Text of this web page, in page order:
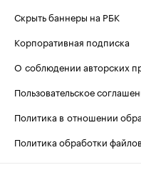
Скрыть баннеры на РБК
Корпоративная подписка
О соблюдении авторских
Пользовательское
Политика в отношении
Политика обработки